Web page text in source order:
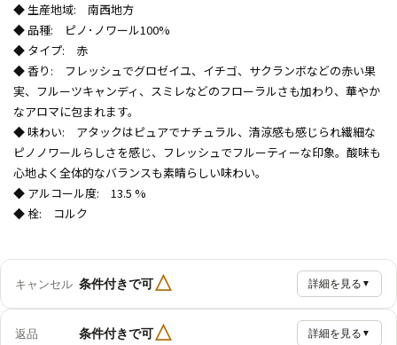
◆ 生産地域: 南西地方
◆ 品種: ピノ･ノワール100%
◆ タイプ: 赤
◆ 香り: フレッシュでグロゼイユ、イチゴ、サクランボなどの赤い果
実、フルーツキャンディ、スミレなどのフローラルさも加わり、華やか
なアロマに包まれます。
◆ 味わい: アタックはピュアでナチュラル、清涼感も感じられ繊細な
ピノノワールらしさを感じ、フレッシュでフルーティーな印象。酸味も
心地よく全体的なバランスも素晴らしい味わい。
◆ アルコール度: 13.5 %
◆ 栓: コルク
キャンセル 条件付きで可△ 詳細を見る ▼
返品 条件付きで可△ 詳細を見る ▼